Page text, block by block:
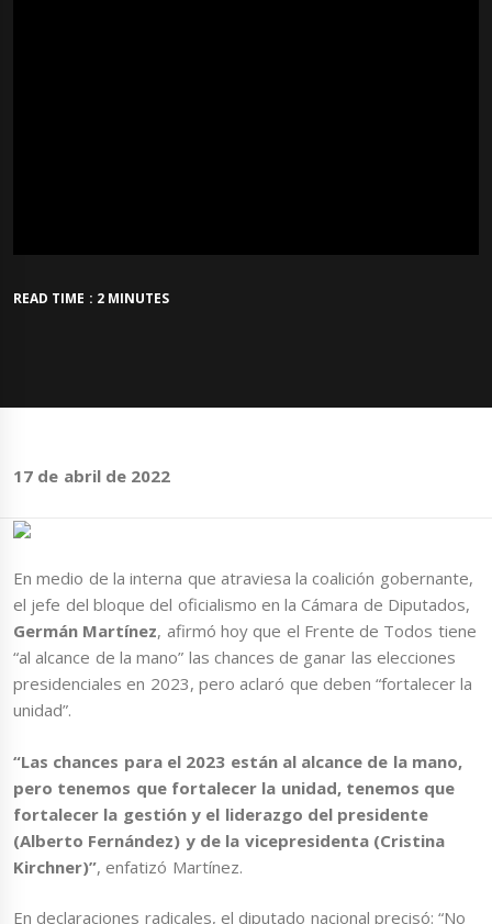
READ TIME : 2 MINUTES
17 de abril de 2022
En medio de la interna que atraviesa la coalición gobernante,
el jefe del bloque del oficialismo en la Cámara de Diputados,
Germán Martínez, afirmó hoy que el Frente de Todos tiene
“al alcance de la mano” las chances de ganar las elecciones
presidenciales en 2023, pero aclaró que deben “fortalecer la
unidad”.
“Las chances para el 2023 están al alcance de la mano,
pero tenemos que fortalecer la unidad, tenemos que
fortalecer la gestión y el liderazgo del presidente
(Alberto Fernández) y de la vicepresidenta (Cristina
Kirchner)”, enfatizó Martínez.
En declaraciones radicales, el diputado nacional precisó: “No